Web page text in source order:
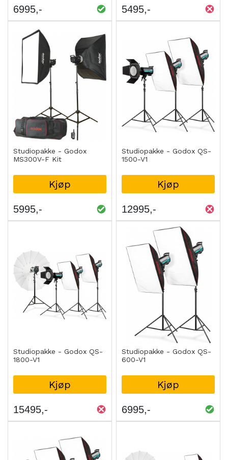
6995 5495
Studiopakke - Godox
MS300V-F Kit
Kjøp
5995
Studiopakke - Godox QS-
1500-V1
Kjøp
12995
Studiopakke - Godox QS-
1800-V1
Kjøp
15495
Studiopakke - Godox QS-
600-V1
Kjøp
6995